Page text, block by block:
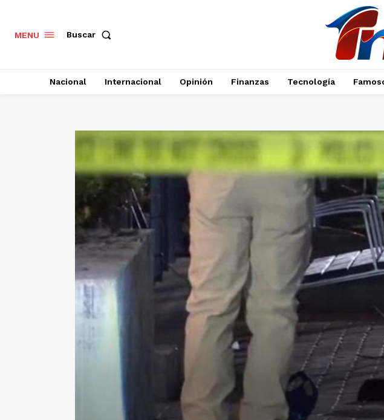
MENU Buscar
Nacional Internacional Opinión Finanzas Tecnología